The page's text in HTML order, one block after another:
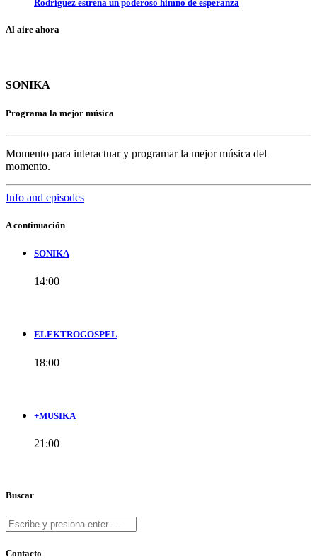
Rodríguez estrena un poderoso himno de esperanza
Al aire ahora
SONIKA
Programa la mejor música
Momento para interactuar y programar la mejor música del
momento.
Info and episodes
A continuación
SONIKA
14:00
ELEKTROGOSPEL
18:00
+MUSIKA
21:00
Buscar
Contacto